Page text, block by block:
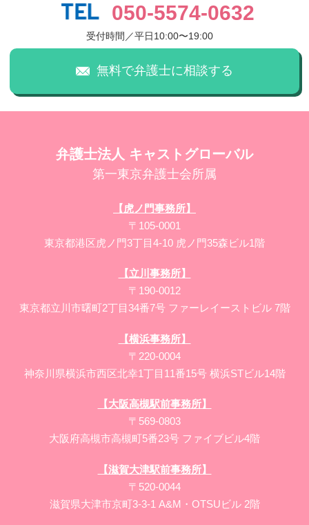
050-5574-0632
受付時間／平日10:00〜19:00
無料で弁護士に相談する
弁護士法人 キャストグローバル
第一東京弁護士会所属
【虎ノ門事務所】
〒105-0001
東京都港区虎ノ門3丁目4-10 虎ノ門35森ビル1階
【立川事務所】
〒190-0012
東京都立川市曙町2丁目34番7号 ファーレイーストビル 7階
【横浜事務所】
〒220-0004
神奈川県横浜市西区北幸1丁目11番15号 横浜STビル14階
【大阪高槻駅前事務所】
〒569-0803
大阪府高槻市高槻町5番23号 ファイブビル4階
【滋賀大津駅前事務所】
〒520-0044
滋賀県大津市京町3-3-1 A&M・OTSUビル 2階